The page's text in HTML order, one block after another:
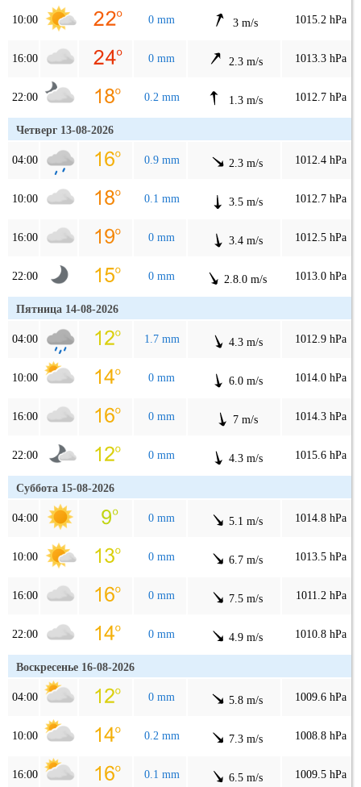
10:00 0 mm 3 m/s 1015.2 hPa
16:00 0 mm 2.3 m/s 1013.3 hPa
22:00 0.2 mm 1.3 m/s 1012.7 hPa
Четверг 13-08-2026
04:00 0.9 mm 2.3 m/s 1012.4 hPa
10:00 0.1 mm 3.5 m/s 1012.7 hPa
16:00 0 mm 3.4 m/s 1012.5 hPa
22:00 0 mm 2.8.0 m/s 1013.0 hPa
Пятница 14-08-2026
04:00 1.7 mm 4.3 m/s 1012.9 hPa
10:00 0 mm 6.0 m/s 1014.0 hPa
16:00 0 mm 7 m/s 1014.3 hPa
22:00 0 mm 4.3 m/s 1015.6 hPa
Суббота 15-08-2026
04:00 0 mm 5.1 m/s 1014.8 hPa
10:00 0 mm 6.7 m/s 1013.5 hPa
16:00 0 mm 7.5 m/s 1011.2 hPa
22:00 0 mm 4.9 m/s 1010.8 hPa
Воскресенье 16-08-2026
04:00 0 mm 5.8 m/s 1009.6 hPa
10:00 0.2 mm 7.3 m/s 1008.8 hPa
16:00 0.1 mm 6.5 m/s 1009.5 hPa